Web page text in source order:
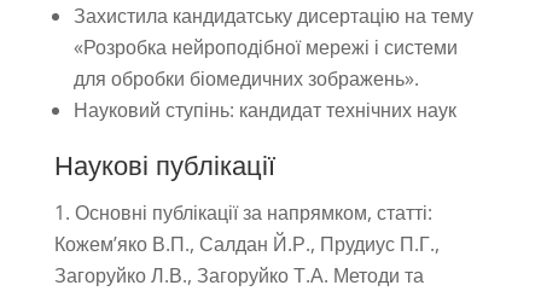
Захистила кандидатську дисертацію на тему
«Розробка нейроподібної мережі і системи
для обробки біомедичних зображень».
Науковий ступінь: кандидат технічних наук
Наукові публікації
Основні публікації за напрямком, статті:
Кожем’яко В.П., Салдан Й.Р., Прудиус П.Г.,
Загоруйко Л.В., Загоруйко Т.А. Методи та